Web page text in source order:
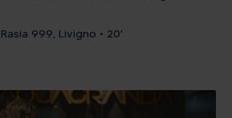
Balsamo al timo applicato sul petto,
dopo una giornata trascorsa in
alpino: L’esperienza si conclude
999, Livigno • 20'